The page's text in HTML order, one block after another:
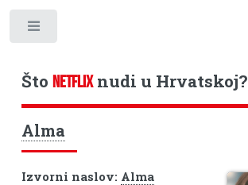
Što NETFLIXnudi u Hrvatskoj?
Alma
Izvorni naslov: Alma